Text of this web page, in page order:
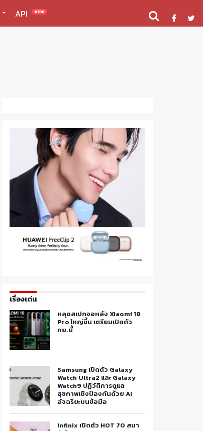
API NEW
เรื่องเด่น
หลุดสเปกจอหลัง Xiaomi 18
Pro ใหญ่ขึ้น เตรียมเปิดตัว
กย.นี้
Samsung เปิดตัว Galaxy
Watch Ultra2 และ Galaxy
Watch9 ปฏิวัติการดูแล
สุขภาพเชิงป้องกันด้วย AI
อัจฉริยะบนข้อมือ
Infinix เปิดตัว HOT 70 สมา